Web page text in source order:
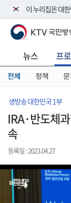
이 누리집은 대
공식 누리집 주소
니다.
이밖에 or.kr 또는
서 도메인 주소를
KTV 국민방송
뉴스 프
전체 정책
생방송 대한민국 1부
IRA·반도체
속
등록일 : 2023.04.27